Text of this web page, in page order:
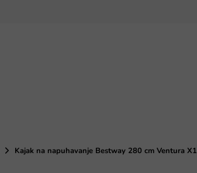
Kajak na napuhavanje Bestway 280 cm Ventura X1